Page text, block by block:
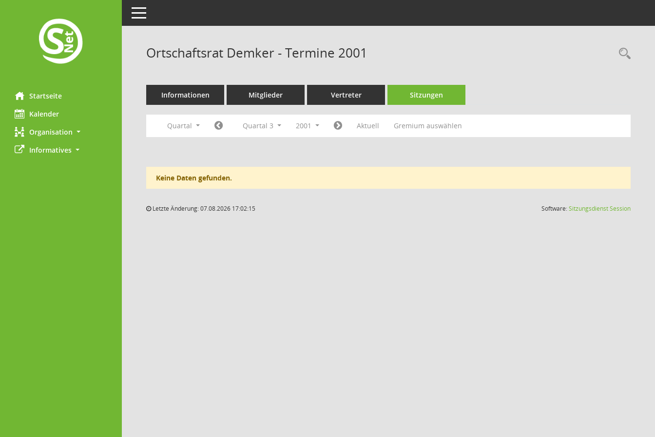
Startseite
Kalender
Organisation
Informatives
Toggle navigation
Ortschaftsrat Demker - Termine 2001
Informationen Mitglieder Vertreter Sitzungen
Quartal Quartal 3 2001 Aktuell Gremium auswählen
Keine Daten gefunden.
Letzte Änderung: 07.08.2026 17:02:15 Software:SitzungsdienstSession(Wird in